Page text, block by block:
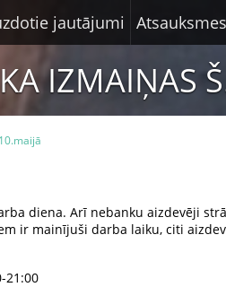
jautājumi Atsauksmes
IZMAIŅAS
diena. Arī nebanku aizdevēji
ir mainījuši darba laiku, citi
21:00